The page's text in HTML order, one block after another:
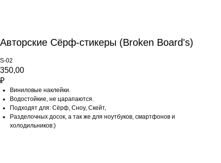
Авторские Сёрф-стикеры (Broken Board's)
S-02
350,00
₽
Виниловые наклейки.
Водостойкие, не царапаются.
Подходят для: Сёрф, Сноу, Скейт,
Разделочных досок, а так же для ноутбуков, смартфонов и
холодильников:)